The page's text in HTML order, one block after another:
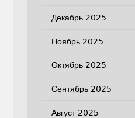
Декабрь 2025
Ноябрь 2025
Октябрь 2025
Сентябрь 2025
Август 2025